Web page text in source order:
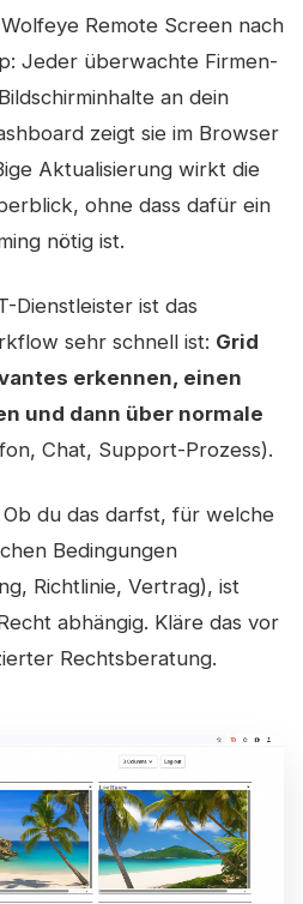
Remote Screen nach
Jeder überwachte Firmen-
an dein
zeigt sie im Browser
Aktualisierung wirkt die
ohne dass dafür ein
nötig ist.
Dienstleister ist das
sehr schnell ist: Grid
erkennen, einen
und dann über normale
Chat, Support-Prozess).
Ob du das darfst, für welche
Bedingungen
Richtlinie, Vertrag), ist
abhängig. Kläre das vor
Rechtsberatung.